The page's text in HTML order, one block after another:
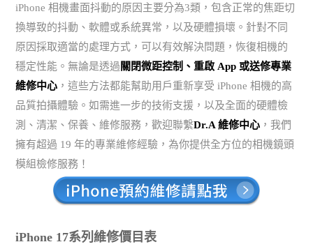
iPhone 相機畫面抖動的原因主要分為3類，包含正常的焦距切
換導致的抖動、軟體或系統異常，以及硬體損壞。針對不同
原因採取適當的處理方式，可以有效解決問題，恢復相機的
穩定性能。無論是透過 關閉微距控制、重啟 App 或送修專業
維修中心 ，這些方法都能幫助用戶重新享受 iPhone 相機的高
品質拍攝體驗。如需進一步的技術支援，以及全面的硬體檢
測、清潔、保養、維修服務，歡迎聯繫Dr.A 維修中心 ，我們
擁有超過 19 年的專業維修經驗，為你提供全方位的相機鏡頭
模組檢修服務！
iPhone 17系列維修價目表